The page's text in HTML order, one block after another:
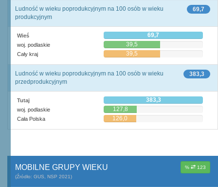
69,7
Ludność w wieku poprodukcyjnym na 100 osób w wieku
produkcyjnym
Wieś 69,7
woj. podlaskie 39,5
Cały kraj 39,5
383,3
Ludność w wieku poprodukcyjnym na 100 osób w wieku
przedprodukcyjnym
Tutaj 383,3
woj. podlaskie 127,8
Cała Polska 126,0
% 123
MOBILNE GRUPY WIEKU
(Źródło: GUS, NSP 2021)